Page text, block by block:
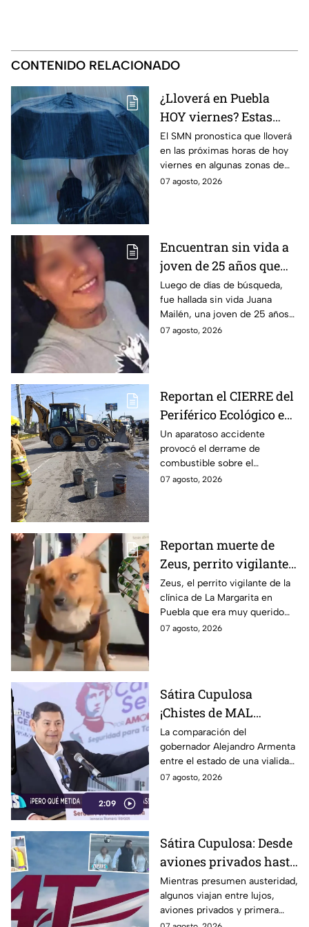
CONTENIDO RELACIONADO
¿Lloverá en Puebla
HOY viernes? Estas
serían las zonas
afectadas
El SMN pronostica que lloverá
en las próximas horas de hoy
viernes en algunas zonas de
Puebla; te contamos a qué
07 agosto, 2026
Encuentran sin vida a
joven de 25 años que
acudió a entrevista de
trabajo a un balneario
Luego de días de búsqueda,
fue hallada sin vida Juana
Mailén, una joven de 25 años
de edad que acudió a una falsa
07 agosto, 2026
Reportan el CIERRE del
Periférico Ecológico en
Puebla hoy viernes por
derrame de
combustible; vías
alternas
Un aparatoso accidente
provocó el derrame de
combustible sobre el
Periférico Ecológico hoy
07 agosto, 2026
Reportan muerte de
Zeus, perrito vigilante
de clínica de La
Margarita, Puebla; fue
atropellado
Zeus, el perrito vigilante de la
clínica de La Margarita en
Puebla que era muy querido
entre los pacientes, murió tras
07 agosto, 2026
2:09
Sátira Cupulosa
¡Chistes de MAL
GUSTO! Alejandro
Armentiras intentó
justificar los baches en
Puebla comparándolos
La comparación del
gobernador Alejandro Armenta
entre el estado de una vialidad
y la guerra entre Israel y
justificar el deterioro de la
infraestructura en Puebla.
07 agosto, 2026
Sátira Cupulosa: Desde
aviones privados hasta
vuelos en primera
clase, así viajan los
morenistas Alejandro
Mientras presumen austeridad,
algunos viajan entre lujos,
aviones privados y primera